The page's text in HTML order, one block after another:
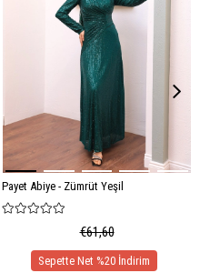
Payet Abiye - Zümrüt Yeşil
€61,60